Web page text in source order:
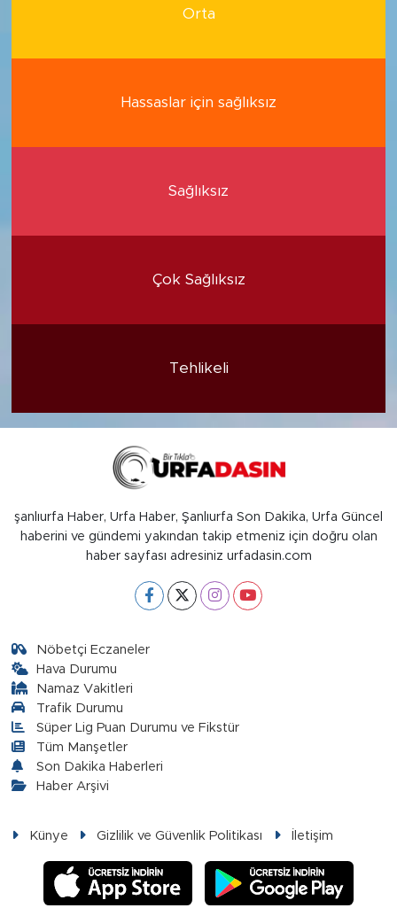
Orta
Hassaslar için sağlıksız
Sağlıksız
Çok Sağlıksız
Tehlikeli
şanlıurfa Haber, Urfa Haber, Şanlıurfa Son Dakika, Urfa Güncel
haberini ve gündemi yakından takip etmeniz için doğru olan
haber sayfası adresiniz urfadasin.com
Nöbetçi Eczaneler
Hava Durumu
Namaz Vakitleri
Trafik Durumu
Süper Lig Puan Durumu ve Fikstür
Tüm Manşetler
Son Dakika Haberleri
Haber Arşivi
Künye Gizlilik ve Güvenlik Politikası İletişim